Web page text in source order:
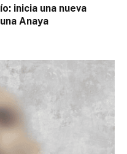
inicia una nueva
Anaya